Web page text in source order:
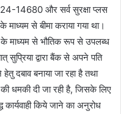
14680 और सर्व सुरक्षा प्लस
से बीमा कराया गया था।
के माध्यम से भौतिक रूप से उपलब्ध
द्वारा बैंक से अपने पति
दबाव बनाया जा रहा है तथा
धमकी दी जा रही है, जिसके लिए
कार्यवाही किये जाने का अनुरोध